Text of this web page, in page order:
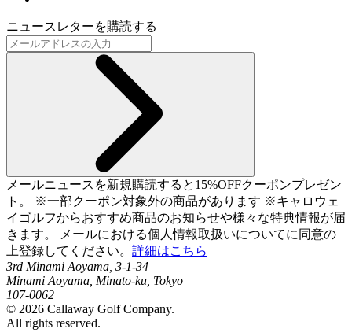
ニュースレターを購読する
メールニュースを新規購読すると15%OFFクーポンプレゼン
ト。 ※一部クーポン対象外の商品があります ※キャロウェ
イゴルフからおすすめ商品のお知らせや様々な特典情報が届
きます。 メールにおける個人情報取扱いについてに同意の
上登録してください。 詳細はこちら
3rd Minami Aoyama, 3-1-34
Minami Aoyama, Minato-ku, Tokyo
107-0062
© 2026 Callaway Golf Company.
All rights reserved.